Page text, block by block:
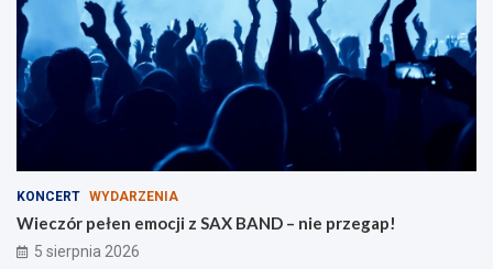
KONCERT WYDARZENIA
Wieczór pełen emocji z SAX BAND – nie przegap!
5 sierpnia 2026